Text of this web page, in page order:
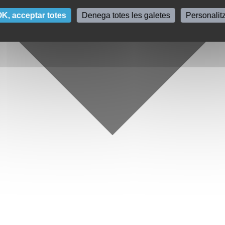
acceptar totes Denega totes les galetes